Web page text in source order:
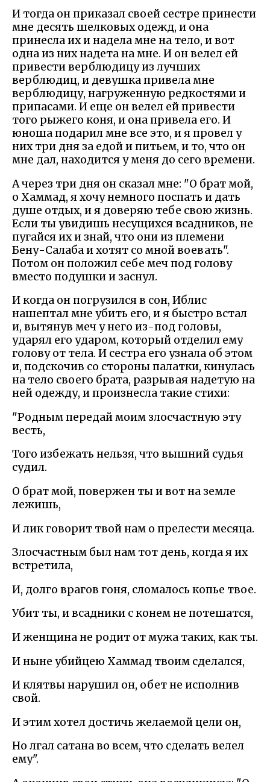
И тогда он приказал своей сестре принести
мне десять шелковых одежд, и она
принесла их и надела мне на тело, и вот
одна из них надета на мне. И он велел ей
привести верблюдицу из лучших
верблюдиц, и девушка привела мне
верблюдицу, нагруженную редкостями и
припасами. И еще он велел ей привести
того рыжего коня, и она привела его. И
юноша подарил мне все это, и я провел у
них три дня за едой и питьем, и то, что он
мне дал, находится у меня до сего времени.
А через три дня он сказал мне: "О брат мой,
о Хаммад, я хочу немного поспать и дать
душе отдых, и я доверяю тебе свою жизнь.
Если ты увидишь несущихся всадников, не
пугайся их и знай, что они из племени
Бену-Салаба и хотят со мной воевать".
Потом он положил себе меч под голову
вместо подушки и заснул.
И когда он погрузился в сон, Иблис
нашептал мне убить его, и я быстро встал
и, вытянув меч у него из-под головы,
ударял его ударом, который отделил ему
голову от тела. И сестра его узнала об этом
и, подскочив со стороны палатки, кинулась
на тело своего брата, разрывая надетую на
ней одежду, и произнесла такие стихи:
"Родным передай моим злосчастную эту
весть,
Того избежать нельзя, что вышний судья
судил.
О брат мой, повержен ты и вот на земле
лежишь,
И лик говорит твой нам о прелести месяца.
Злосчастным был нам тот день, когда я их
встретила,
И, долго врагов гоня, сломалось копье твое.
Убит ты, и всадники с конем не потешатся,
И женщина не родит от мужа таких, как ты.
И ныне убийцею Хаммад твоим сделался,
И клятвы нарушил он, обет не исполнив
свой.
И этим хотел достичь желаемой цели он,
Но лгал сатана во всем, что сделать велел
ему".